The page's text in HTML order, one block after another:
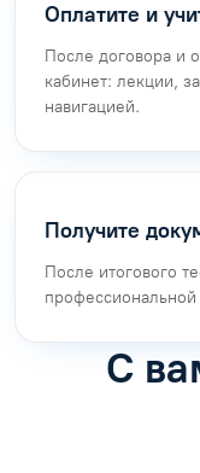
Оплатите и
После договора и
кабинет: лекции,
навигацией.
Получите
После итогового
С